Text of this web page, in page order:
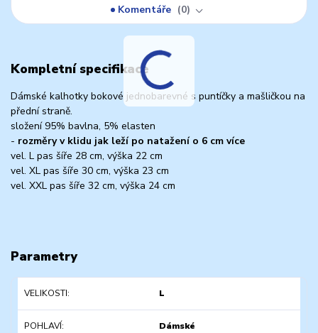
Komentáře
0
Kompletní specifikace
Dámské kalhotky bokové jednobarevné s puntíčky a mašličkou na
přední straně.
složení 95% bavlna, 5% elasten
- rozměry v klidu jak leží po natažení o 6 cm více
vel. L pas šíře 28 cm, výška 22 cm
vel. XL pas šíře 30 cm, výška 23 cm
vel. XXL pas šíře 32 cm, výška 24 cm
Parametry
VELIKOSTI L
POHLAVÍ Dámské